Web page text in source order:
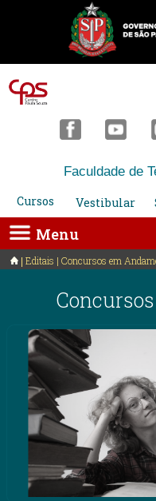
Faculdade de
Cursos
Vestibular
Menu
Editais | Concursos em